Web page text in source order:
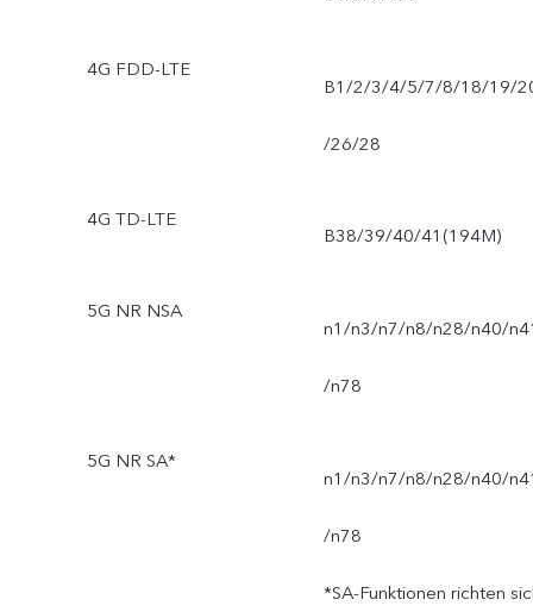
4G FDD-LTE
B1/2/3/4/5/7/8/18/19/
/26/28
4G TD-LTE
B38/39/40/41(194M)
5G NR NSA
n1/n3/n7/n8/n28/n40/
/n78
5G NR SA*
n1/n3/n7/n8/n28/n40/
/n78
*SA-Funktionen richten